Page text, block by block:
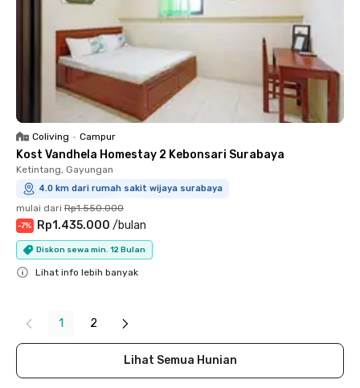
Coliving • Campur
Kost Vandhela Homestay 2 Kebonsari Surabaya
Ketintang, Gayungan
4.0 km dari rumah sakit wijaya surabaya
mulai dari Rp1.550.000
-7% Rp1.435.000 /bulan
Diskon sewa min. 12 Bulan
Lihat info lebih banyak
1 2
Lihat Semua Hunian